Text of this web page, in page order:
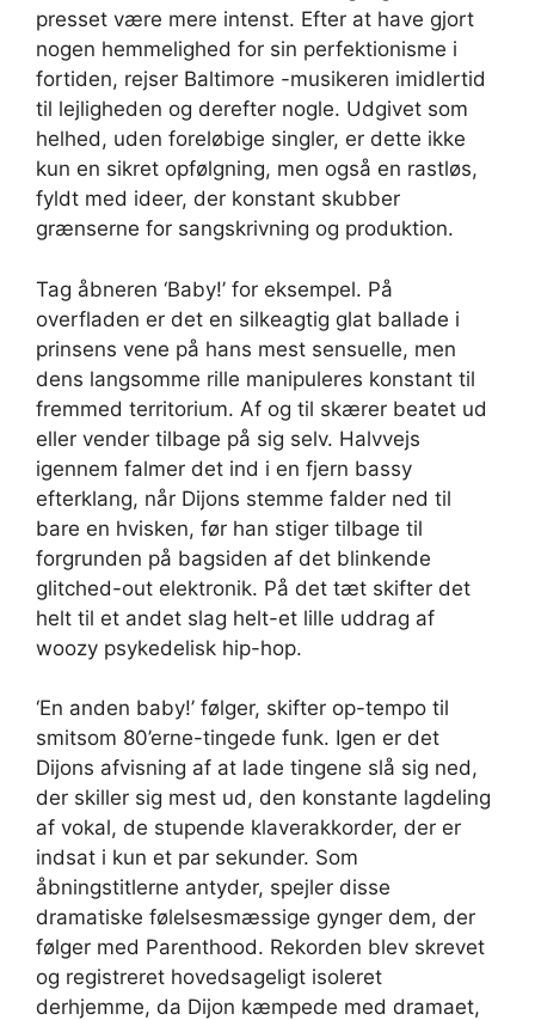
presset være mere intenst. Efter at have gjort
nogen hemmelighed for sin perfektionisme i
fortiden, rejser Baltimore -musikeren imidlertid
til lejligheden og derefter nogle. Udgivet som
helhed, uden foreløbige singler, er dette ikke
kun en sikret opfølgning, men også en rastløs,
fyldt med ideer, der konstant skubber
grænserne for sangskrivning og produktion.
Tag åbneren ‘Baby!’ for eksempel. På
overfladen er det en silkeagtig glat ballade i
prinsens vene på hans mest sensuelle, men
dens langsomme rille manipuleres konstant til
fremmed territorium. Af og til skærer beatet ud
eller vender tilbage på sig selv. Halvvejs
igennem falmer det ind i en fjern bassy
efterklang, når Dijons stemme falder ned til
bare en hvisken, før han stiger tilbage til
forgrunden på bagsiden af det blinkende
glitched-out elektronik. På det tæt skifter det
helt til et andet slag helt-et lille uddrag af
woozy psykedelisk hip-hop.
‘En anden baby!’ følger, skifter op-tempo til
smitsom 80’erne-tingede funk. Igen er det
Dijons afvisning af at lade tingene slå sig ned,
der skiller sig mest ud, den konstante lagdeling
af vokal, de stupende klaverakkorder, der er
indsat i kun et par sekunder. Som
åbningstitlerne antyder, spejler disse
dramatiske følelsesmæssige gynger dem, der
følger med Parenthood. Rekorden blev skrevet
og registreret hovedsageligt isoleret
derhjemme, da Dijon kæmpede med dramaet,